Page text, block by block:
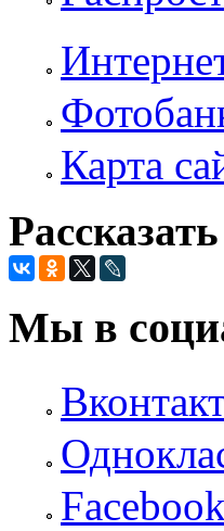
Карта
Мы в
Facebook